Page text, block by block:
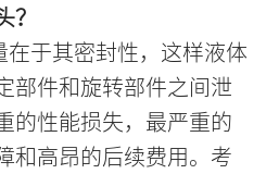
于其密封性，这样液体
部件和旋转部件之间泄
的性能损失，最严重的
和高昂的后续费用。考